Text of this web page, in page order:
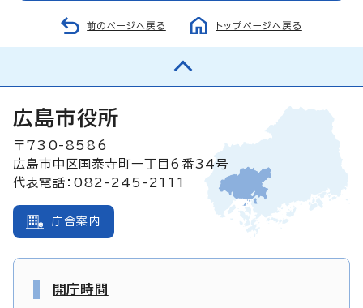
前のページへ戻る トップページへ戻る
広島市役所
〒730-8586
広島市中区国泰寺町一丁目6番34号
代表電話：082-245-2111
庁舎案内
開庁時間